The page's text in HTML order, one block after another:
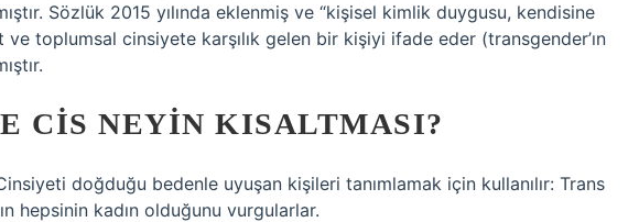
Sözlük 2015 yılında eklenmiş ve “kişisel kimlik duygusu, kendisine
toplumsal cinsiyete karşılık gelen bir kişiyi ifade eder (transgender’ın
CIS NEYIN KISALTMASI?
Cinsiyeti doğduğu bedenle uyuşan kişileri tanımlamak için kullanılır: Trans
hepsinin kadın olduğunu vurgularlar.